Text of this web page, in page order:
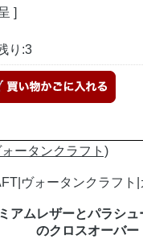
]
り:3
アムレザーとパラシュ
のクロスオーバー